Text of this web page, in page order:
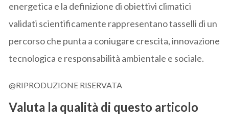
energetica e la definizione di obiettivi climatici
validati scientificamente rappresentano tasselli di un
percorso che punta a coniugare crescita, innovazione
tecnologica e responsabilità ambientale e sociale.
@RIPRODUZIONE RISERVATA
Valuta la qualità di questo articolo